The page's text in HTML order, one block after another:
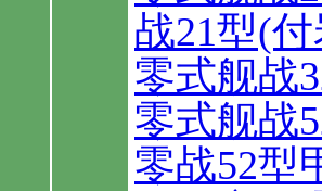
战21型(
零式舰战
零式舰战
零战52型